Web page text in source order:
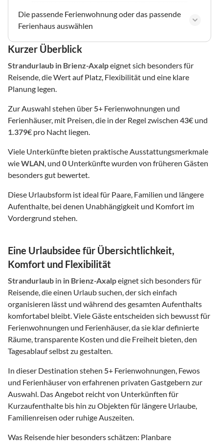
Die passende Ferienwohnung oder das passende
Ferienhaus auswählen
Kurzer Überblick
Strandurlaub in Brienz-Axalpeignet sich besonders für
Reisende, die Wert auf Platz, Flexibilität und eine klare
Planung legen.
Zur Auswahl stehen über5+ Ferienwohnungen und
Ferienhäuser, mit Preisen, die in der Regel zwischen 43€ und
1.379€ pro Nacht liegen.
Viele Unterkünfte bieten praktische Ausstattungsmerkmale
wieWLAN, und 0 Unterkünfte wurden von früheren Gästen
besonders gut bewertet.
Diese Urlaubsform ist ideal für Paare, Familien und längere
Aufenthalte, bei denen Unabhängigkeit und Komfort im
Vordergrund stehen.
Eine Urlaubsidee für Übersichtlichkeit,
Komfort und Flexibilität
Strandurlaub in in Brienz-Axalpeignet sich besonders für
Reisende, die einen Urlaub suchen, der sich einfach
organisieren lässt und während des gesamten Aufenthalts
komfortabel bleibt. Viele Gäste entscheiden sich bewusst für
Ferienwohnungen und Ferienhäuser, da sie klar definierte
Räume, transparente Kosten und die Freiheit bieten, den
Tagesablauf selbst zu gestalten.
In dieser Destination stehen 5+ Ferienwohnungen, Fewos
und Ferienhäuser von erfahrenen privaten Gastgebern zur
Auswahl. Das Angebot reicht von Unterkünften für
Kurzaufenthalte bis hin zu Objekten für längere Urlaube,
Familienreisen oder ruhige Auszeiten.
Was Reisende hier besonders schätzen: Planbare